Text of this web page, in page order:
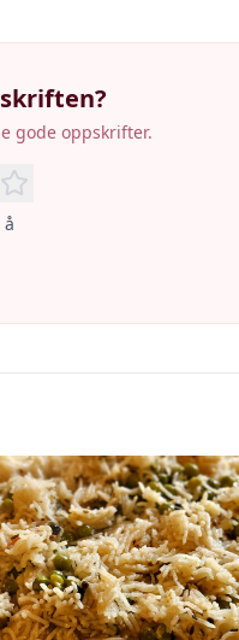
gode oppskrifter.